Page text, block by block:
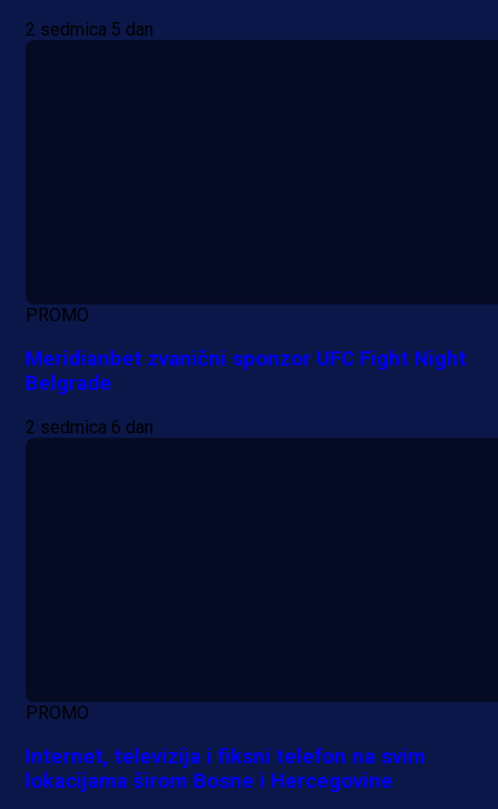
2 sedmica 5 dan
PROMO
Meridianbet zvanični sponzor UFC Fight Night
Belgrade
2 sedmica 6 dan
PROMO
Internet, televizija i fiksni telefon na svim
lokacijama širom Bosne i Hercegovine